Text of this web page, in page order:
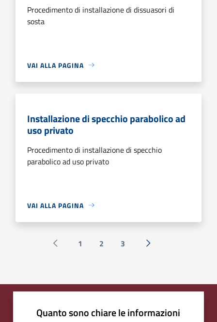
Procedimento di installazione di dissuasori di
sosta
VAI ALLA PAGINA
Installazione di specchio parabolico ad
uso privato
Procedimento di installazione di specchio
parabolico ad uso privato
VAI ALLA PAGINA
Pagina precedente
1 2 3 Successiva »
Quanto sono chiare le informazioni